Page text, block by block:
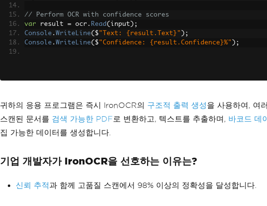
// Perform OCR with confidence scores
var result = ocr . Read ( input );
Console . WriteLine( $ "Text: {result.Text}" );
Console . WriteLine( $ "Confidence: {result.Confidence}%" );
귀하의 응용 프로그램은 즉시 IronOCR의 구조적 출력 생성을 사용하여, 여
스캔된 문서를 검색 가능한 PDF 로 변환하고, 텍스트를 추출하며, 바코드 데
집 가능한 데이터를 생성합니다.
기업 개발자가 IronOCR을 선호하는 이유는?
신뢰 추적과 함께 고품질 스캔에서 98% 이상의 정확성을 달성합니다.